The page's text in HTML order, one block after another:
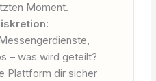
Moment.
– was wird geteilt?
Plattform dir sicher